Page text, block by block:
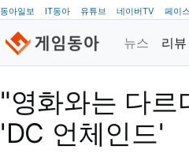
동아일보 IT동아 유튜브 네이버TV 페이
뉴스 리뷰
"영화와는 다르
'DC 언체인드'